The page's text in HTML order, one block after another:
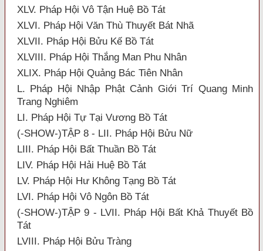
XLV. Pháp Hội Vô Tận Huệ Bồ Tát
XLVI. Pháp Hội Văn Thù Thuyết Bát Nhã
XLVII. Pháp Hội Bửu Kế Bồ Tát
XLVIII. Pháp Hội Thắng Man Phu Nhân
XLIX. Pháp Hội Quảng Bác Tiên Nhân
L. Pháp Hội Nhập Phật Cảnh Giới Trí Quang Minh
Trang Nghiêm
LI. Pháp Hội Tự Tại Vương Bồ Tát
(-SHOW-)TẬP 8 - LII. Pháp Hội Bửu Nữ
LIII. Pháp Hội Bất Thuần Bồ Tát
LIV. Pháp Hội Hải Huệ Bồ Tát
LV. Pháp Hội Hư Không Tạng Bồ Tát
LVI. Pháp Hội Vô Ngôn Bồ Tát
(-SHOW-)TẬP 9 - LVII. Pháp Hội Bất Khả Thuyết Bồ
Tát
LVIII. Pháp Hội Bửu Tràng